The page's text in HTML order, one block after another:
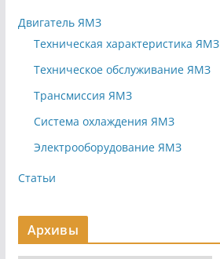
Двигатель ЯМЗ
Техническая характеристика ЯМЗ
Техническое обслуживание ЯМЗ
Трансмиссия ЯМЗ
Система охлаждения ЯМЗ
Электрооборудование ЯМЗ
Статьи
Архивы